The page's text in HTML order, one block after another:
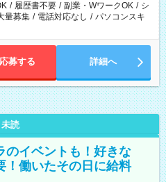
/ 履歴書不要 / 副業・WワークOK / シ
量募集 / 電話対応なし / パソコンスキ
応募する 詳細へ
未読
のイベントも！好きな
働いたその日に給料